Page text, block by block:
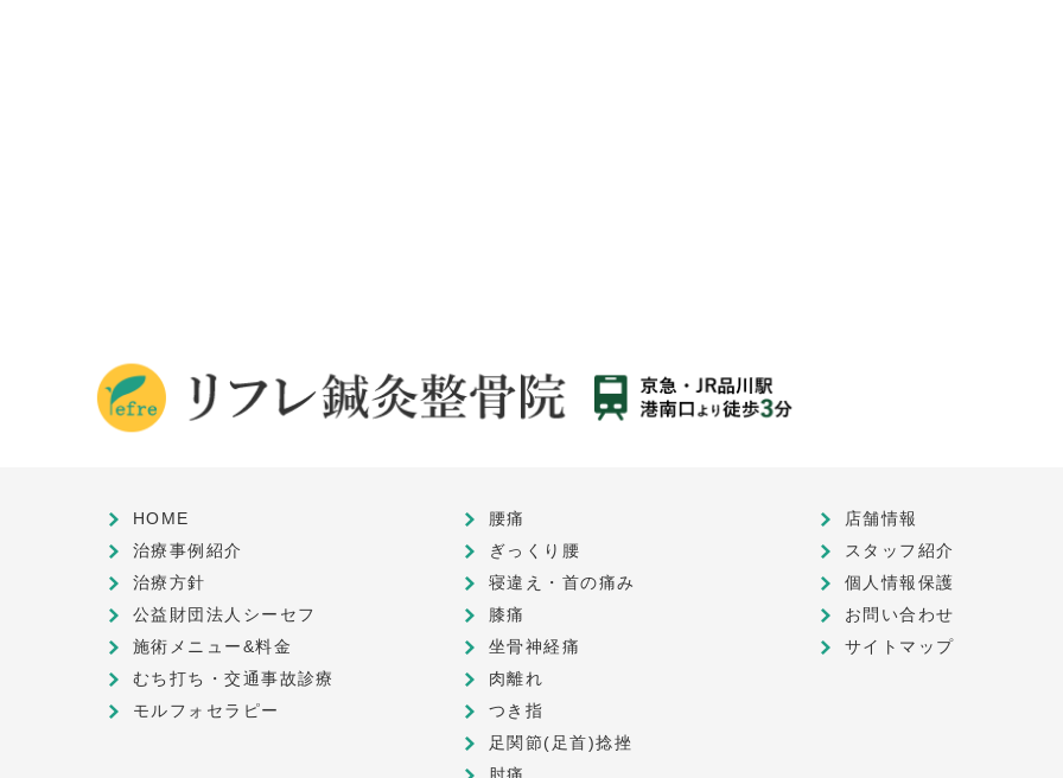
HOME
治療事例紹介
治療方針
公益財団法人シーセフ
施術メニュー&料金
むち打ち・交通事故診療
モルフォセラピー
腰痛
ぎっくり腰
寝違え・首の痛み
膝痛
坐骨神経痛
肉離れ
つき指
足関節(足首)捻挫
店舗情報
スタッフ紹介
個人情報保護
お問い合わせ
サイトマップ